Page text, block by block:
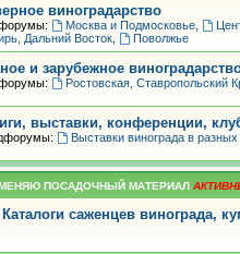
виноградарство
Москва и Подмосковье,
Дальний Восток
Поволжье
и зарубежное
Ростовская, Ставропольский
выставки, конференции,
Выставки винограда в разных
ПОСАДОЧНЫЙ МАТЕРИАЛ
Каталоги саженцев винограда,